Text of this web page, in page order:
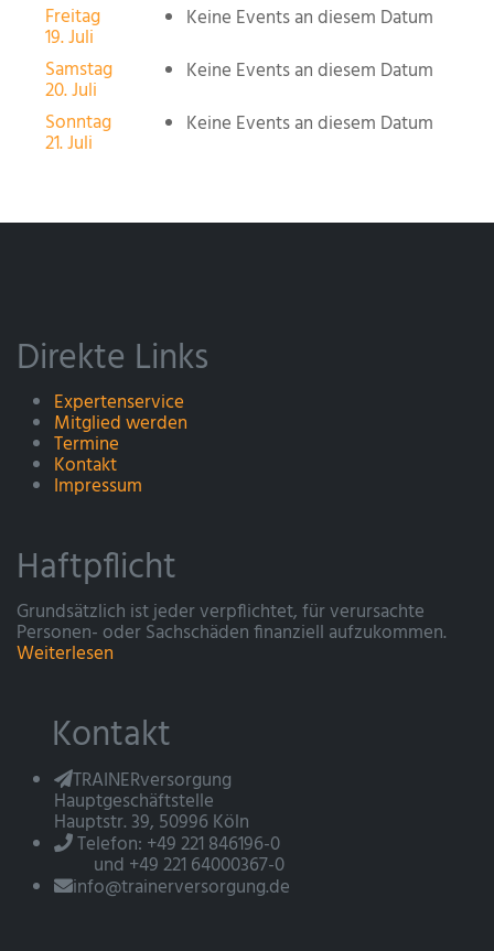
Freitag
19. Juli
Keine Events an diesem Datum
Samstag
20. Juli
Keine Events an diesem Datum
Sonntag
21. Juli
Keine Events an diesem Datum
Direkte Links
Expertenservice
Mitglied werden
Termine
Kontakt
Impressum
Haftpflicht
Grundsätzlich ist jeder verpflichtet, für verursachte
Personen- oder Sachschäden finanziell aufzukommen.
Weiterlesen
Kontakt
TRAINERversorgung
Hauptgeschäftstelle
Hauptstr. 39, 50996 Köln
Telefon: +49 221 846196-0
und +49 221 64000367-0
info@trainerversorgung.de